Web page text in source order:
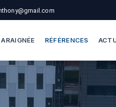
Levage
RÉFÉRENCES